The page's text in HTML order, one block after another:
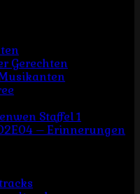
Gerechten
Staffel 1
– Erinnerungen